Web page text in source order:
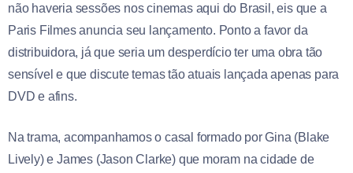
não haveria sessões nos cinemas aqui do Brasil, eis que a
Paris Filmes anuncia seu lançamento. Ponto a favor da
distribuidora, já que seria um desperdício ter uma obra tão
sensível e que discute temas tão atuais lançada apenas para
DVD e afins.
Na trama, acompanhamos o casal formado por Gina (Blake
Lively) e James (Jason Clarke) que moram na cidade de